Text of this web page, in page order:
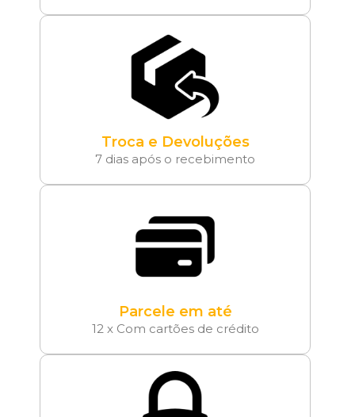
Troca e Devoluções
7 dias após o recebimento
Parcele em até
12 x Com cartões de crédito